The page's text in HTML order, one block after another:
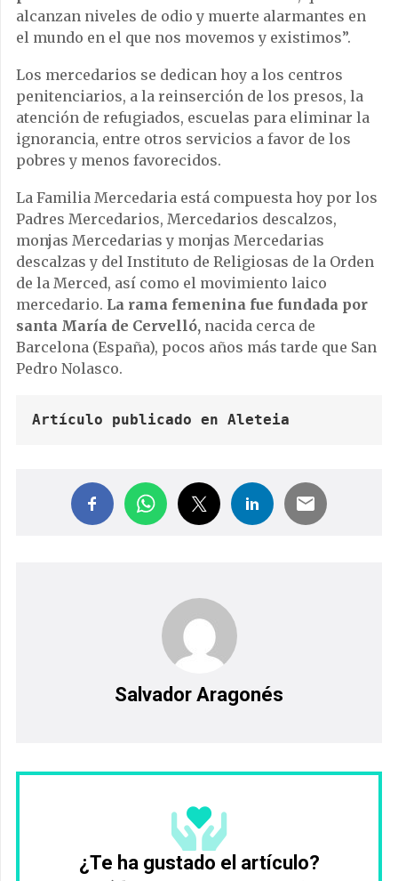
alcanzan niveles de odio y muerte alarmantes en
el mundo en el que nos movemos y existimos”.
Los mercedarios se dedican hoy a los centros
penitenciarios, a la reinserción de los presos, la
atención de refugiados, escuelas para eliminar la
ignorancia, entre otros servicios a favor de los
pobres y menos favorecidos.
La Familia Mercedaria está compuesta hoy por los
Padres Mercedarios, Mercedarios descalzos,
monjas Mercedarias y monjas Mercedarias
descalzas y del Instituto de Religiosas de la Orden
de la Merced, así como el movimiento laico
mercedario. La rama femenina fue fundada por
santa María de Cervelló, nacida cerca de
Barcelona (España), pocos años más tarde que San
Pedro Nolasco.
Artículo publicado en Aleteia
Salvador Aragonés
¿Te ha gustado el artículo?